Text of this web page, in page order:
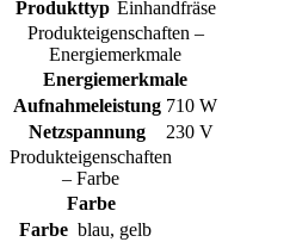
Produkttyp Einhandfräse
Produkteigenschaften –
Energiemerkmale
Energiemerkmale
Aufnahmeleistung 710 W
Netzspannung
230 V
Produkteigenschaften
– Farbe
Farbe
Farbe blau, gelb